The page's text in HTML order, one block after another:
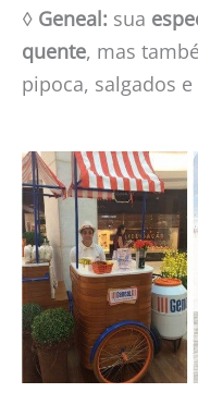
◊ Geneal: sua
quente, mas
pipoca, salgados